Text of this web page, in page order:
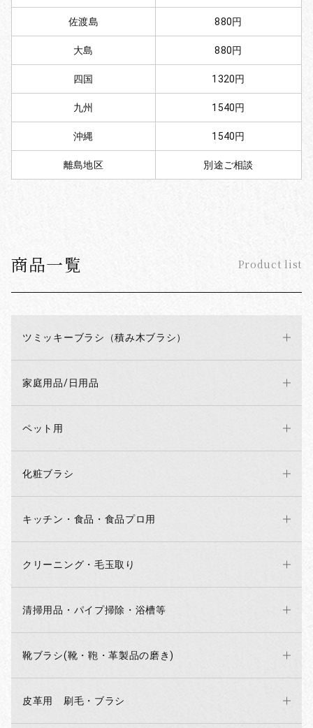
商品一覧 Product list
ツミッキーブラシ（積み木ブラシ）
家庭用品/日用品
ペット用
化粧ブラシ
キッチン・食品・食品プロ用
クリーニング・毛玉取り
清掃用品・パイプ掃除・浴槽等
靴ブラシ(靴・鞄・革製品の磨き)
皮革用 刷毛・ブラシ
お買い物を続ける カートへ進む
佐渡島 880円
大島 880円
四国 1320円
九州 1540円
沖縄 1540円
離島地区 別途ご相談